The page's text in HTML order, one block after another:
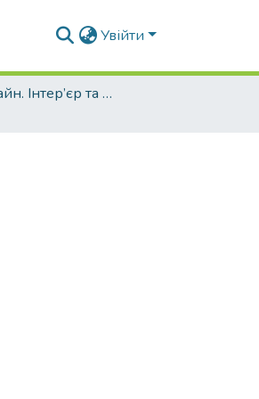
Увійти
022 Дизайн. Інтер’єр та обладнання